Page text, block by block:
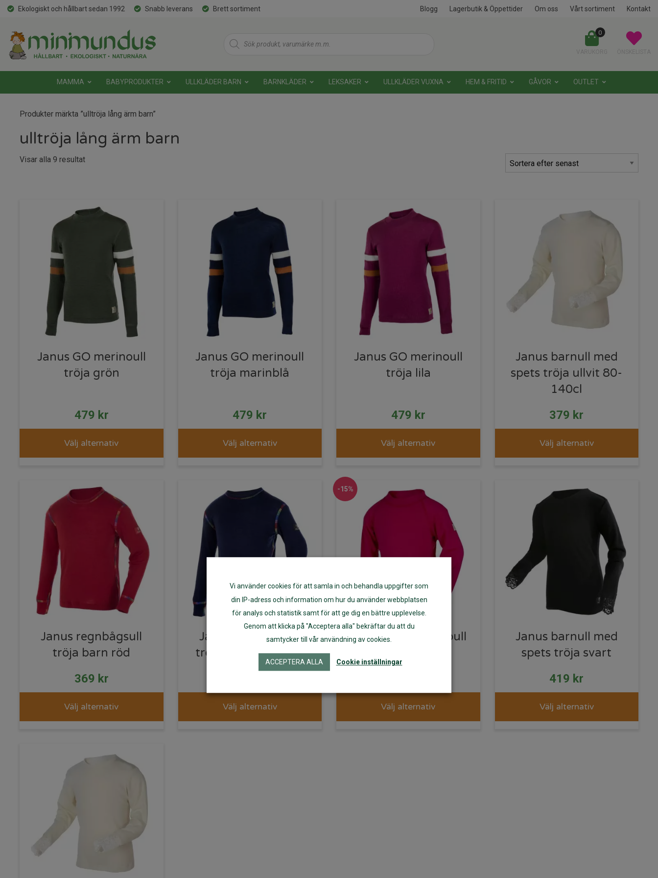
Ekologiskt och hållbart sedan 1992 Snabb leverans Brett sortiment Blogg Lagerbutik & Öppettider Om oss Vårt sortiment Kontakt
Products
search
0
MAMMA BABYPRODUKTER ULLKLÄDER BARN BARNKLÄDER LEKSAKER ULLKLÄDER VUXNA HEM & FRITID GÅVOR OUTLET
Produkter märkta ”ulltröja lång ärm barn”
ulltröja lång ärm barn
Visar alla 9 resultatSortera
Janus GO merinoull
tröja grön
479 kr
Välj alternativ
Janus GO merinoull
tröja marinblå
479 kr
Välj alternativ
Janus GO merinoull
tröja lila
479 kr
Välj alternativ
Janus barnull med
spets tröja ullvit 80-
140cl
379 kr
Välj alternativ
Janus regnbågsull
tröja barn röd
369 kr
Välj alternativ
Janus regnbågsull
tröja barn marinblå
Välj alternativ
-15%
Janus tröja merinoull
Välj alternativ
Janus barnull med
spets tröja svart
419 kr
Välj alternativ
Vi använder cookies för att samla in och behandla uppgifter som
din IP-adress och information om hur du använder webbplatsen
för analys och statistik samt för att ge dig en bättre upplevelse.
Genom att klicka på "Acceptera alla" bekräftar du att du
samtycker till vår användning av cookies.
ACCEPTERA ALLA Cookie inställningar